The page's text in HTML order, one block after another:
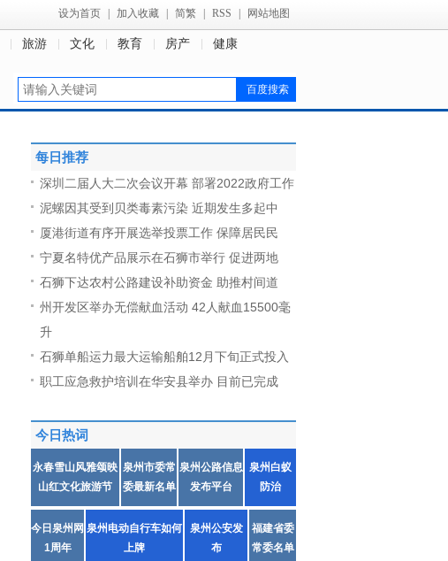
设为首页 加入收藏 简繁 RSS 网站地图
旅游 文化 教育 房产 健康
每日推荐
深圳二届人大二次会议开幕 部署2022政府工作
泥螺因其受到贝类毒素污染 近期发生多起中
厦港街道有序开展选举投票工作 保障居民民
宁夏名特优产品展示在石狮市举行 促进两地
石狮下达农村公路建设补助资金 助推村间道
州开发区举办无偿献血活动 42人献血15500毫
升
石狮单船运力最大运输船舶12月下旬正式投入
职工应急救护培训在华安县举办 目前已完成
今日热词
永春雪山风雅颂映
山红文化旅游节
泉州市委常
委最新名单
泉州公路信息
发布平台
泉州白蚁
防治
今日泉州网
1周年
泉州电动自行车如何
上牌
泉州公安发
布
福建省委
常委名单